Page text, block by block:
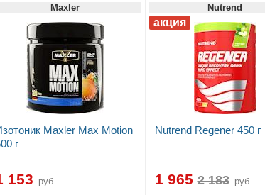
Maxler
Maxler Max Motion
г
153 руб.
Nutrend
Nutrend Regener 450 г
1 965
руб.